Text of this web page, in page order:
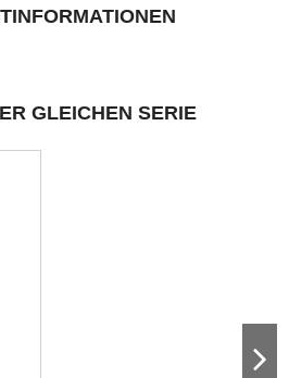
GLEICHEN SERIE